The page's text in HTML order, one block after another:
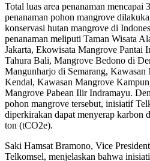
Total luas area penanaman mencapai
penanaman pohon mangrove
konservasi hutan mangrove di
penanaman meliputi Taman Wisata
Jakarta, Ekowisata Mangrove Pantai
Tahura Bali, Mangrove Bedono di
Mangunharjo di Semarang,
Kendal, Kawasan Mangrove
Mangrove Pabean Ilir Indramayu.
pohon mangrove tersebut, inisiatif
diperkirakan dapat menyerap karbon
ton (tCO2e).
Saki Hamsat Bramono, Vice
Telkomsel, menjelaskan bahwa